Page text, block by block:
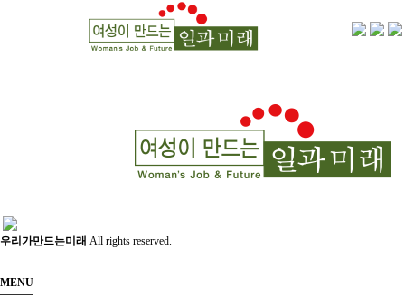
우리가만드는미래 All rights reserved.
MENU